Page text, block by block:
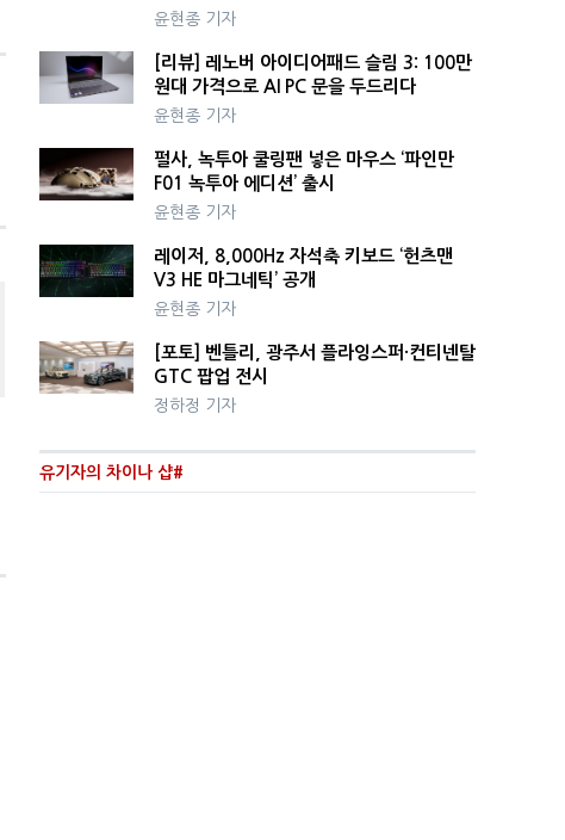
윤현종 기자
[리뷰] 레노버 아이디어패드 슬림 3: 100만
원대 가격으로 AI PC 문을 두드리다
윤현종 기자
펄사, 녹투아 쿨링팬 넣은 마우스 ‘파인만
F01 녹투아 에디션’ 출시
윤현종 기자
레이저, 8,000Hz 자석축 키보드 ‘헌츠맨
V3 HE 마그네틱’ 공개
윤현종 기자
[포토] 벤틀리, 광주서 플라잉스퍼·컨티넨탈
GTC 팝업 전시
정하정 기자
유기자의 차이나 샵#